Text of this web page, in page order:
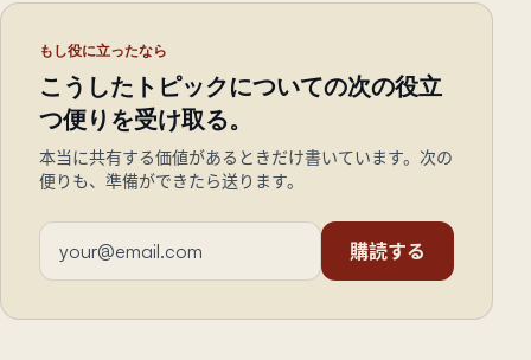
もし役に立ったなら
こうしたトピックについての次の役立
つ便りを受け取る。
本当に共有する価値があるときだけ書いています。次の
便りも、準備ができたら送ります。
メールアドレス
購読する